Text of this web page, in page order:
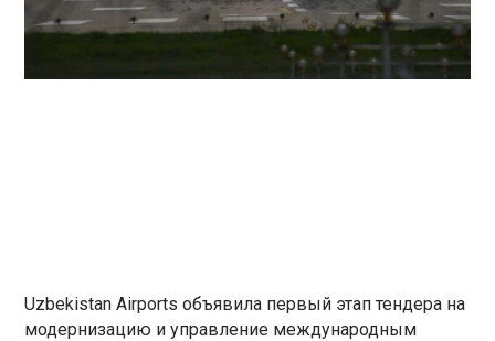
Uzbekistan Airports объявила первый этап тендера на
модернизацию и управление международным